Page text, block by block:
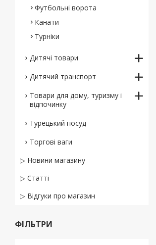
Футбольні ворота
Канати
Турніки
Дитячі товари
Дитячий транспорт
Товари для дому, туризму і
відпочинку
Турецький посуд
Торгові ваги
▷ Новини магазину
▷ Статті
▷ Відгуки про магазин
ФІЛЬТРИ